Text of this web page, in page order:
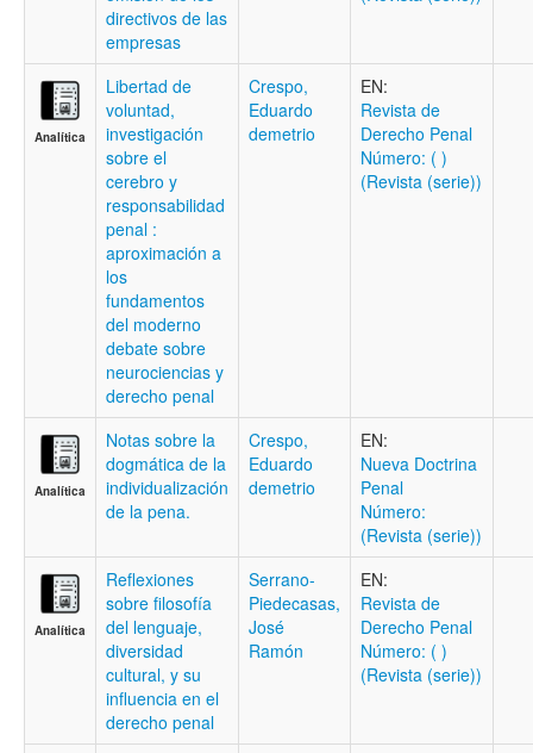
directivos de las
empresas
Analítica
Libertad de
voluntad,
investigación
sobre el
cerebro y
responsabilidad
penal :
aproximación a
los
fundamentos
del moderno
debate sobre
neurociencias y
derecho penal
Crespo,
Eduardo
demetrio
EN:
Revista de
Derecho Penal
Número: ( )
(Revista (serie))
Analítica
Notas sobre la
dogmática de la
individualización
de la pena.
Crespo,
Eduardo
demetrio
EN:
Nueva Doctrina
Penal
Número:
(Revista (serie))
Analítica
Reflexiones
sobre filosofía
del lenguaje,
diversidad
cultural, y su
influencia en el
derecho penal
Serrano-
Piedecasas,
José
Ramón
EN:
Revista de
Derecho Penal
Número: ( )
(Revista (serie))